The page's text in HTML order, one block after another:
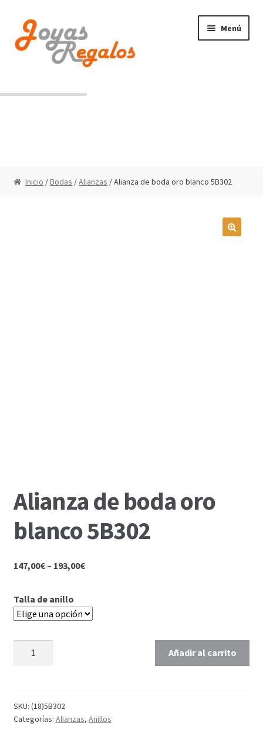
a
la
navegación
al
contenido
Menú
Inicio /Bodas /Alianzas / Alianza de boda oro blanco 5B302
Alianza de boda oro
blanco 5B302
147,00€– 193,00€
Talla de anillo
Añadir al carrito
SKU: (18)5B302
Categorías: Alianzas, Anillos